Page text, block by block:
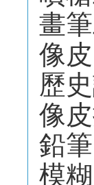
畫
像
歷
像
鉛
模